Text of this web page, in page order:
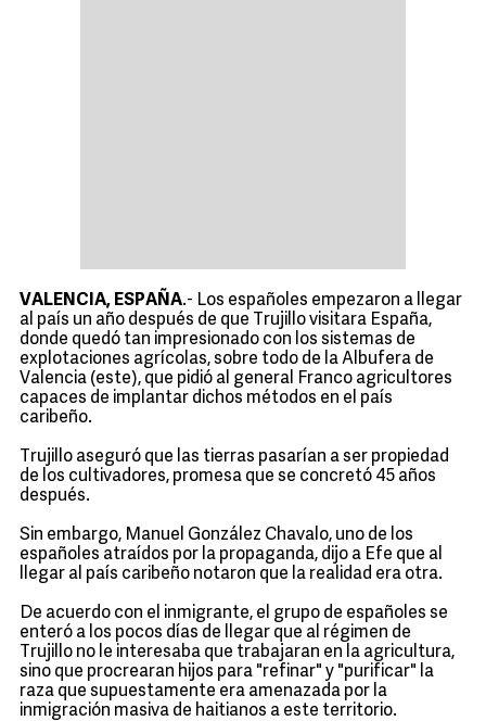
VALENCIA, ESPAÑA.- Los españoles empezaron a llegar
al país un año después de que Trujillo visitara España,
donde quedó tan impresionado con los sistemas de
explotaciones agrícolas, sobre todo de la Albufera de
Valencia (este), que pidió al general Franco agricultores
capaces de implantar dichos métodos en el país
caribeño.
Trujillo aseguró que las tierras pasarían a ser propiedad
de los cultivadores, promesa que se concretó 45 años
después.
Sin embargo, Manuel González Chavalo, uno de los
españoles atraídos por la propaganda, dijo a Efe que al
llegar al país caribeño notaron que la realidad era otra.
De acuerdo con el inmigrante, el grupo de españoles se
enteró a los pocos días de llegar que al régimen de
Trujillo no le interesaba que trabajaran en la agricultura,
sino que procrearan hijos para "refinar" y "purificar" la
raza que supuestamente era amenazada por la
inmigración masiva de haitianos a este territorio.